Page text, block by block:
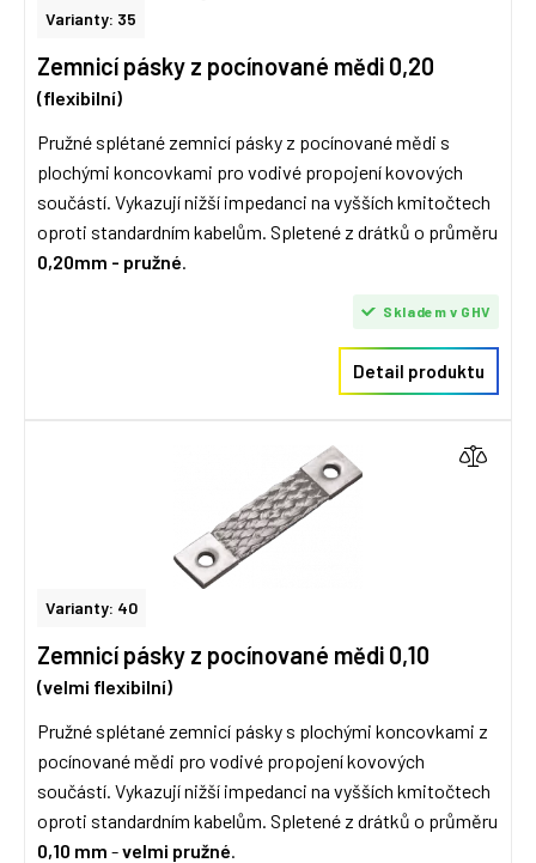
Varianty: 35
Zemnicí pásky z pocínované mědi 0,20
(flexibilní)
Pružné splétané zemnicí pásky z pocínované mědi s
plochými koncovkami pro vodivé propojení kovových
součástí. Vykazují nižší impedanci na vyšších kmitočtech
oproti standardním kabelům. Spletené z drátků o průměru
0,20mm - pružné
Skladem v GHV
Detail produktu
Varianty: 40
Zemnicí pásky z pocínované mědi 0,10
(velmi flexibilní)
Pružné splétané zemnicí pásky s plochými koncovkami z
pocínované mědi pro vodivé propojení kovových
součástí. Vykazují nižší impedanci na vyšších kmitočtech
oproti standardním kabelům. Spletené z drátků o průměru
0,10 mm -velmi pružné